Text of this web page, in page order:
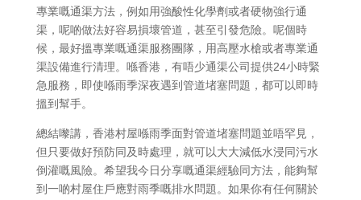
專業嘅通渠方法，例如用強酸性化學劑或者硬物強行通
渠，呢啲做法好容易損壞管道，甚至引發危險。呢個時
候，最好搵專業嘅通渠服務團隊，用高壓水槍或者專業通
渠設備進行清理。喺香港，有唔少通渠公司提供24小時緊
急服務，即使喺雨季深夜遇到管道堵塞問題，都可以即時
搵到幫手。
總結嚟講，香港村屋喺雨季面對管道堵塞問題並唔罕見，
但只要做好預防同及時處理，就可以大大減低水浸同污水
倒灌嘅風險。希望我今日分享嘅通渠經驗同方法，能夠幫
到一啲村屋住戶應對雨季嘅排水問題。如果你有任何關於